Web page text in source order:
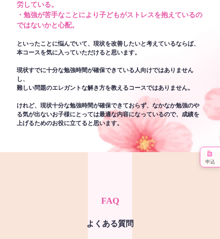
労している。
・勉強が苦手なことにより子どもがストレスを抱えているの
ではないかと心配。
といったことに悩んでいて、現状を改善したいと考えているならば、
本コースを気に入っていただけると思います。
現状すでに十分な勉強時間が確保できている人向けではありません
し、
難しい問題のエレガントな解き方を教えるコースではありません。
けれど、現状十分な勉強時間が確保できておらず、なかなか勉強のや
る気が出ないお子様にとっては最適な内容になっているので、成績を
上げるためのお役に立てると思います。
FAQ
よくある質問
申込